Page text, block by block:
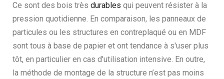
Ce sont des bois très durables qui peuvent résister à la
pression quotidienne. En comparaison, les panneaux de
particules ou les structures en contreplaqué ou en MDF
sont tous à base de papier et ont tendance à s'user plus
tôt, en particulier en cas d'utilisation intensive. En outre,
la méthode de montage de la structure n’est pas moins